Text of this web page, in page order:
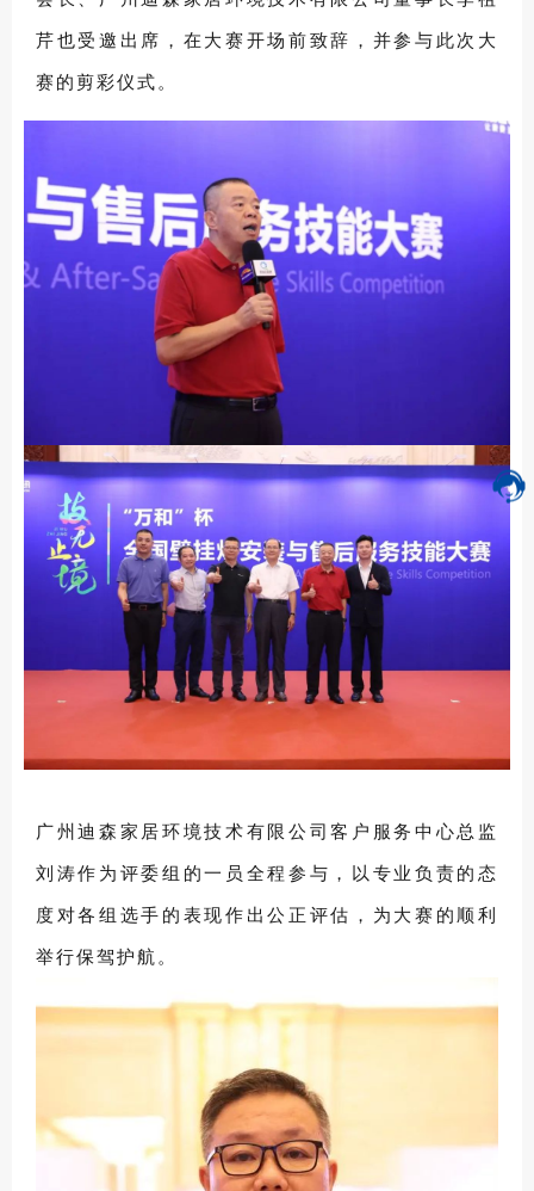
芹也受邀出席，在大赛开场前致辞，并参与此次大
赛的剪彩仪式。
广州迪森家居环境技术有限公司客户服务中心总监
刘涛作为评委组的一员全程参与，以专业负责的态
度对各组选手的表现作出公正评估，为大赛的顺利
举行保驾护航。